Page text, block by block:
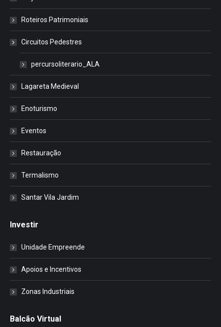
Roteiros Patrimoniais
Circuitos Pedestres
percursoliterario_ALA
Lagareta Medieval
Enoturismo
Eventos
Restauração
Termalismo
Santar Vila Jardim
Investir
Unidade Empreende
Apoios e Incentivos
Zonas Industriais
Balcão Virtual